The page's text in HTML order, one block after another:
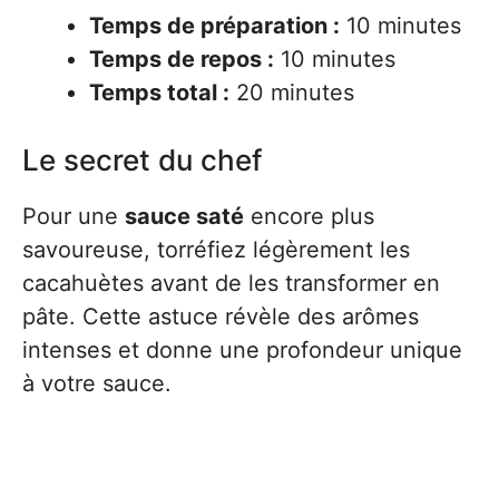
Temps de préparation : 10 minutes
Temps de repos : 10 minutes
Temps total : 20 minutes
Le secret du chef
Pour une sauce saté encore plus
savoureuse, torréfiez légèrement les
cacahuètes avant de les transformer en
pâte. Cette astuce révèle des arômes
intenses et donne une profondeur unique
à votre sauce.